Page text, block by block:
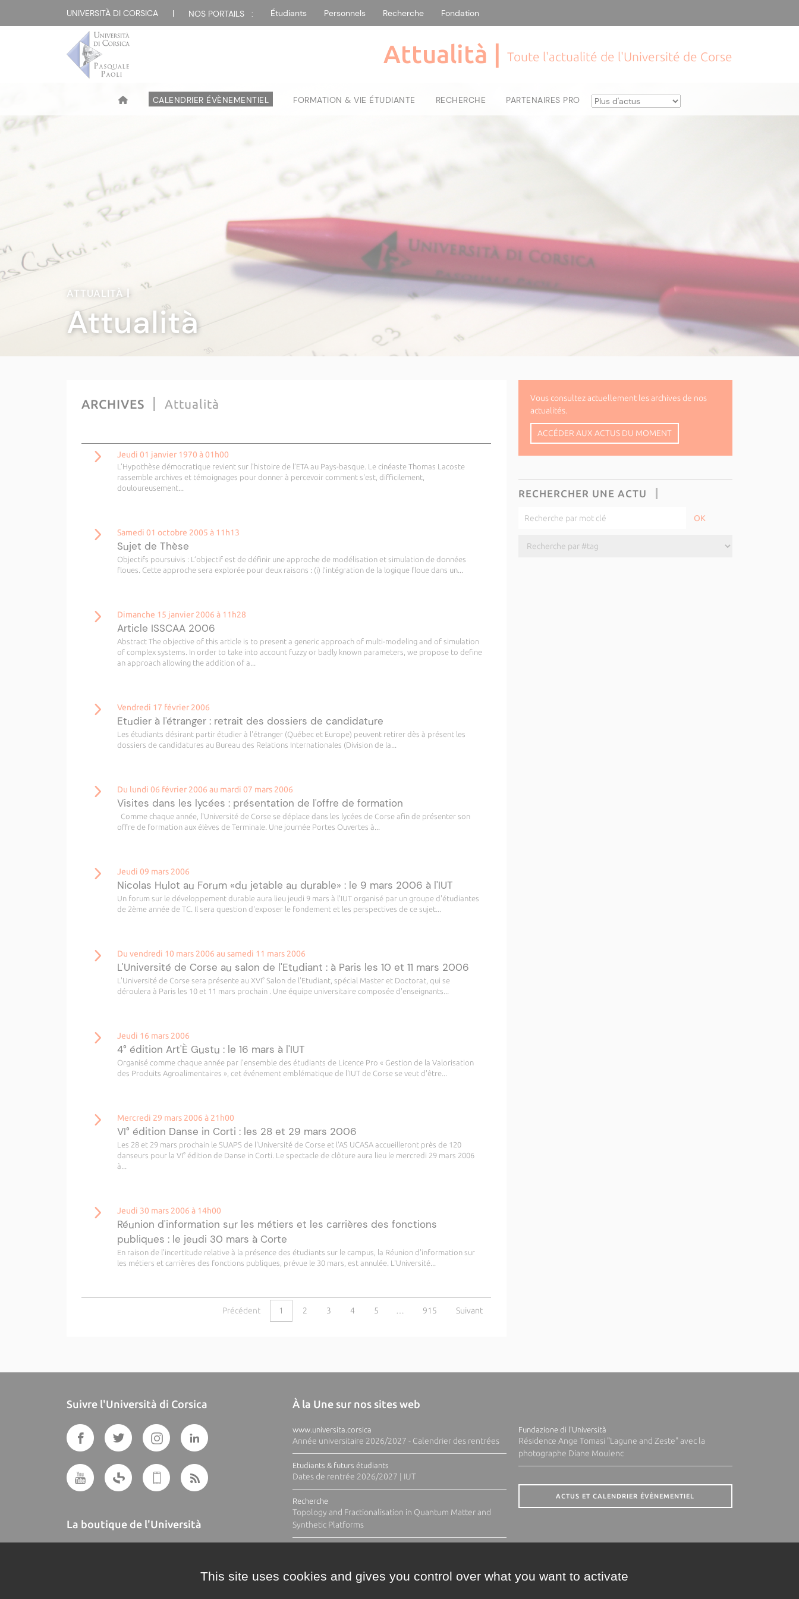
UNIVERSITÀ DI CORSICA | NOS PORTAILS : Étudiants Personnels Recherche Fondation
Attualità | Toute l'actualité de l'Université de Corse
CALENDRIER ÉVÈNEMENTIEL FORMATION & VIE ÉTUDIANTE RECHERCHE PARTENAIRES PRO
ATTUALITÀ|
Attualità
ARCHIVES Attualità
Jeudi 01 janvier 1970 à 01h00
L’Hypothèse démocratique revient sur l’histoire de l’ETA au Pays-basque. Le cinéaste Thomas Lacoste
rassemble archives et témoignages pour donner à percevoir comment s'est, difficilement,
douloureusement...
Samedi 01 octobre 2005 à 11h13
Sujet de Thèse
Objectifs poursuivis : L’objectif est de définir une approche de modélisation et simulation de données
floues. Cette approche sera explorée pour deux raisons : (i) l’intégration de la logique floue dans un...
Dimanche 15 janvier 2006 à 11h28
Article ISSCAA 2006
Abstract The objective of this article is to present a generic approach of multi-modeling and of simulation
of complex systems. In order to take into account fuzzy or badly known parameters, we propose to define
an approach allowing the addition of a...
Vendredi 17 février 2006
Etudier à l'étranger : retrait des dossiers de candidature
Les étudiants désirant partir étudier à l'étranger (Québec et Europe) peuvent retirer dès à présent les
dossiers de candidatures au Bureau des Relations Internationales (Division de la...
Du lundi 06 février 2006 au mardi 07 mars 2006
Visites dans les lycées : présentation de l'offre de formation
Comme chaque année, l'Université de Corse se déplace dans les lycées de Corse afin de présenter son
offre de formation aux élèves de Terminale. Une journée Portes Ouvertes à...
Jeudi 09 mars 2006
Nicolas Hulot au Forum «du jetable au durable» : le 9 mars 2006 à l'IUT
Un forum sur le développement durable aura lieu jeudi 9 mars à l'IUT organisé par un groupe d'étudiantes
de 2ème année de TC. Il sera question d'exposer le fondement et les perspectives de ce sujet...
Du vendredi 10 mars 2006 au samedi 11 mars 2006
L'Université de Corse au salon de l'Etudiant : à Paris les 10 et 11 mars 2006
L'Université de Corse sera présente au XVI° Salon de l'Etudiant, spécial Master et Doctorat, qui se
déroulera à Paris les 10 et 11 mars prochain . Une équipe universitaire composée d'enseignants...
Jeudi 16 mars 2006
4° édition Art'È Gustu : le 16 mars à l'IUT
Organisé comme chaque année par l'ensemble des étudiants de Licence Pro « Gestion de la Valorisation
des Produits Agroalimentaires », cet événement emblématique de l'IUT de Corse se veut d'être...
Mercredi 29 mars 2006 à 21h00
VI° édition Danse in Corti : les 28 et 29 mars 2006
Les 28 et 29 mars prochain le SUAPS de l'Université de Corse et l'AS UCASA accueilleront près de 120
danseurs pour la VI° édition de Danse in Corti. Le spectacle de clôture aura lieu le mercredi 29 mars 2006
à...
Jeudi 30 mars 2006 à 14h00
Réunion d'information sur les métiers et les carrières des fonctions
publiques : le jeudi 30 mars à Corte
En raison de l'incertitude relative à la présence des étudiants sur le campus, la Réunion d'information sur
les métiers et carrières des fonctions publiques, prévue le 30 mars, est annulée. L'Université...
Précédent 1 2 3 4 5 … 915 Suivant
Vous consultez actuellement les archives de nos
actualités.
ACCÉDER AUX ACTUS DU MOMENT
RECHERCHER UNE ACTU
Suivre l'Università di Corsica
La boutique de l'Università
À la Une sur nos sites web
www.universita.corsica
Année universitaire 2026/2027 - Calendrier des rentrées
Etudiants & futurs étudiants
Dates de rentrée 2026/2027 | IUT
Recherche
Topology and Fractionalisation in Quantum Matter and
Synthetic Platforms
Fundazione di l'Università
Résidence Ange Tomasi "Lagune and Zeste" avec la
photographe Diane Moulenc
ACTUS ET CALENDRIER ÉVÈNEMENTIEL
This site uses cookies and gives you control over what you want to activate